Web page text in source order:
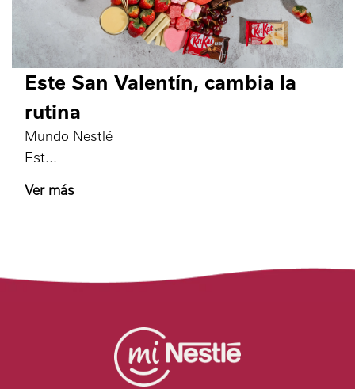
Este San Valentín, cambia la
rutina
Mundo Nestlé
Est
Ver más